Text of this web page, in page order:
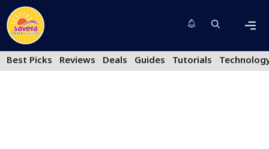
Skip
to
content
Best Picks
Reviews Deals Guides Tutorials